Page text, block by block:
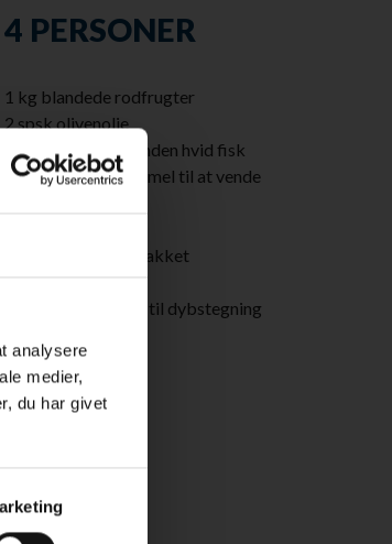
analysere
medier,
du har givet
4 PERSONER
1 kg blandede rodfrugter
2 spsk olivenolie
500 g kuller eller anden hvid fisk
225 g mel + ekstra mel til at vende
2 spsk timian, finthakket
1 kold øl
1 l vegetabilsk olie til dybstegning
Citron